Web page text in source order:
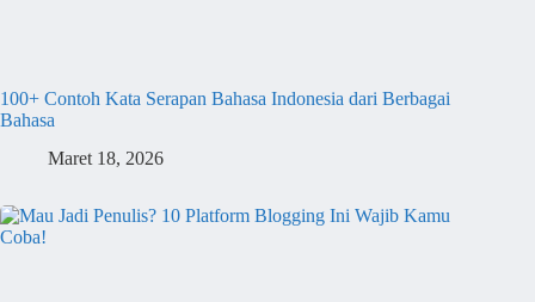
100+ Contoh Kata Serapan Bahasa Indonesia dari Berbagai
Bahasa
Maret 18, 2026